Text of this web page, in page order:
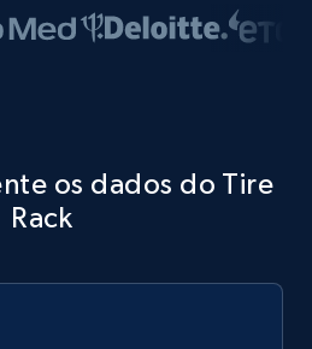
os dados do Tire
Rack